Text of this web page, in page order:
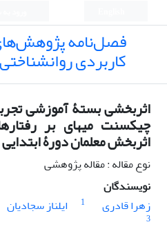
فصل‌نامه
کاربردی روانشناختی
اثربخشی بستۀ آموزشی
چیکسنت میهای بر
اثربخش معلمان دورۀ ابتدایی
نوع مقاله : مقاله پژوهشی
نویسندگان
زهرا قادری
1 ایلناز سجادیان
3